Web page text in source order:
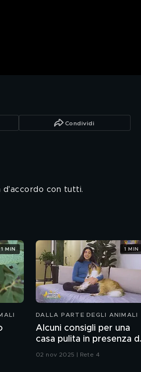
Condividi
d'accordo con tutti.
1 MIN
DALLA PARTE DEGLI ANIMALI
Alcuni consigli per una
casa pulita in presenza di
02 nov 2025 | Rete 4
1 MIN